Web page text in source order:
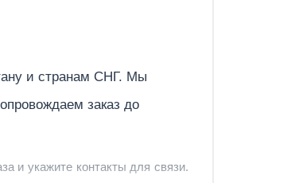
и странам СНГ. Мы
заказ до
и укажите контакты для связи.